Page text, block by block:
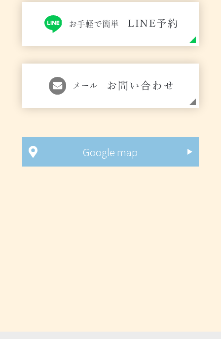
お手軽で簡単 LINE予約
メール お問い合わせ
Google map